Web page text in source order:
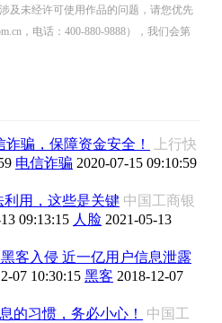
及未经许可使用作品的问题，请您优先
，电话：400-880-9888），我们会第
诈骗，保障资金安全！
上行快
电信诈骗 2020-07-15 09:10:59
利用，这些是关键 中国工商银
09:13:15 人脸 2021-05-13
客入侵 近一亿用户信息泄露
07 10:30:15 黑客 2018-12-07
的习惯，务必小心！
中国工